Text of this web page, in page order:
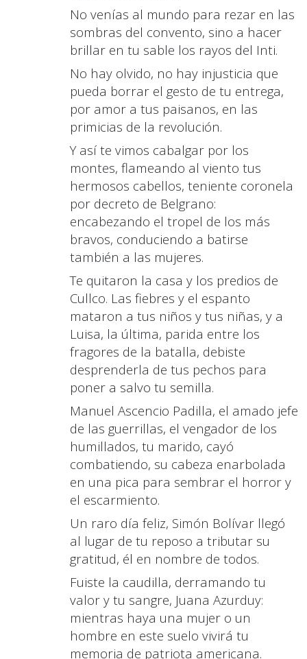
No venías al mundo para rezar en las
sombras del convento, sino a hacer
brillar en tu sable los rayos del Inti.
No hay olvido, no hay injusticia que
pueda borrar el gesto de tu entrega,
por amor a tus paisanos, en las
primicias de la revolución.
Y así te vimos cabalgar por los
montes, flameando al viento tus
hermosos cabellos, teniente coronela
por decreto de Belgrano:
encabezando el tropel de los más
bravos, conduciendo a batirse
también a las mujeres.
Te quitaron la casa y los predios de
Cullco. Las fiebres y el espanto
mataron a tus niños y tus niñas, y a
Luisa, la última, parida entre los
fragores de la batalla, debiste
desprenderla de tus pechos para
poner a salvo tu semilla.
Manuel Ascencio Padilla, el amado jefe
de las guerrillas, el vengador de los
humillados, tu marido, cayó
combatiendo, su cabeza enarbolada
en una pica para sembrar el horror y
el escarmiento.
Un raro día feliz, Simón Bolívar llegó
al lugar de tu reposo a tributar su
gratitud, él en nombre de todos.
Fuiste la caudilla, derramando tu
valor y tu sangre, Juana Azurduy:
mientras haya una mujer o un
hombre en este suelo vivirá tu
memoria de patriota americana.